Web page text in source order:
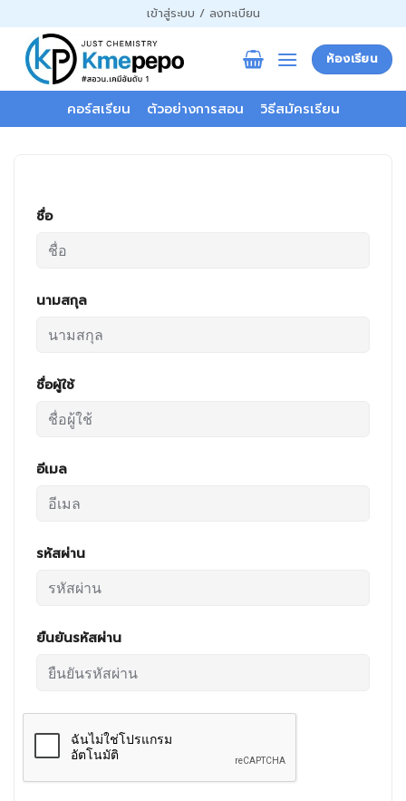
ไป
เนื้อหา
เข้าสู่ระบบ / ลงทะเบียน
ห้องเรียน
คอร์สเรียน ตัวอย่างการสอน วิธีสมัครเรียน
ชื่อ
นามสกุล
ชื่อผู้ใช้
อีเมล
รหัสผ่าน
ยืนยันรหัสผ่าน